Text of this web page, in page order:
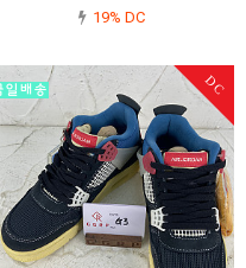
유지하고 있습니다.제품 사이즈는 발 사이
19% DC
DC